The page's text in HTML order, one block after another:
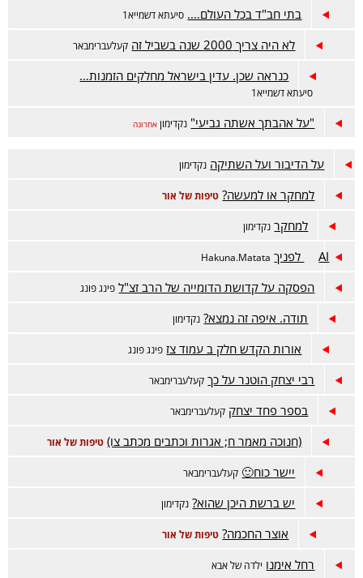
בתי חב"ד בכל העולם…. סיעתא דשמייא1
לא היה צריך 2000 שנה בשביל זה קעלעברימבאר
כנראה שכן. עדין בישראל מחלקים הזמנות…
סיעתא דשמייא1
"על אהבתך אשתה גביעי" נקדימון אחרונה
על הדיבור ועל השתיקה נקדימון
למחקר או למעשה? טיפות של אור
למחקר נקדימון
AI לפניך Hakuna.Matata
הפסקה על קדושת הדומייה של הרב זצ"ל פינג פונג
תודה. איפה זה נמצא? נקדימון
אורות הקדש חלק ב עמוד צז פינג פונג
רבי יצחק הוטנר על כך קעלעברימבאר
בספר פחד יצחק קעלעברימבאר
(חנוכה מאמר ח; אגרות וכתבים מכתב צו) טיפות של אור
יישר כוח🙂 קעלעברימבאר
יש ברשת היכן שהוא? נקדימון
אוצר החכמה? טיפות של אור
רחל אימנו ילדה של אבא